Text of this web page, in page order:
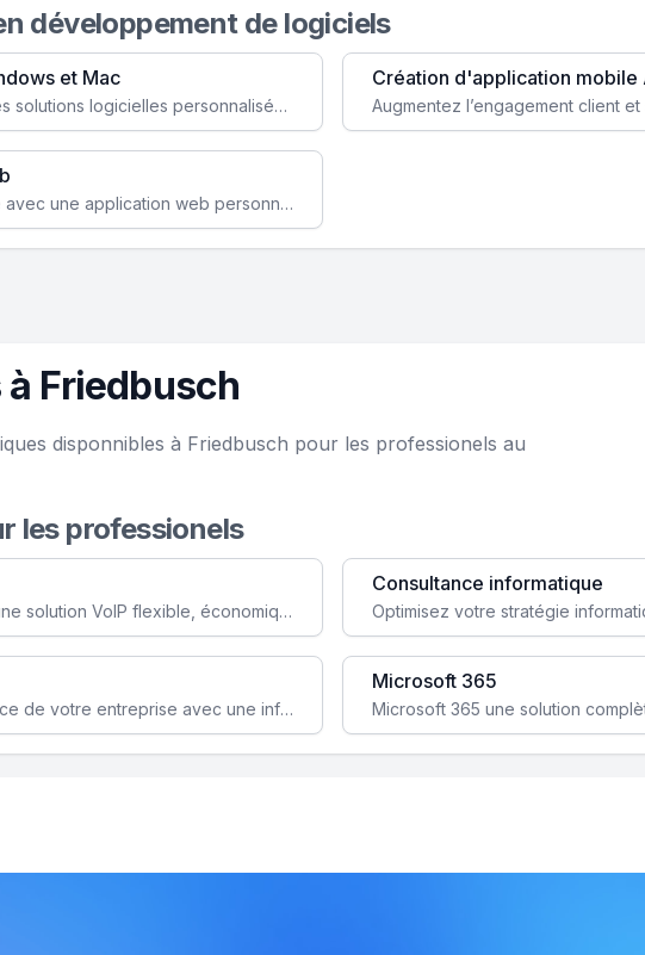
développement de logiciels
et Mac
Faites évoluer votre business avec des solutions logicielles personnalisées, parfaitement adaptées à vos besoins spécifiques.
Création d'application mobile
Améliorez l'efficacité de votre société avec une application web personnalisée accessible partout et tout le temps.
Friedbusch
disponnibles à Friedbusch pour les professionels au
les professionels
Simplifiez votre communication avec une solution VoIP flexible, économique et adaptée à vos besoins professionnels.
Consultance informatique
Garantissez la stabilité et la performance de votre entreprise avec une infrastructure IT sécurisée et évolutive.
Microsoft 365